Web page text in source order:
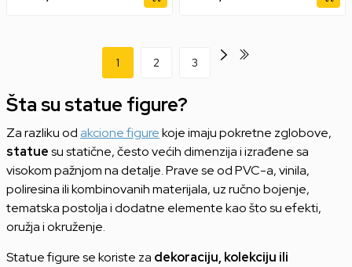
1 2 3
Šta su statue figure?
Za razliku od akcione figurekoje imaju pokretne zglobove,
statuesu statične, često većih dimenzija i izrađene sa
visokom pažnjom na detalje. Prave se od PVC-a, vinila,
poliresina ili kombinovanih materijala, uz ručno bojenje,
tematska postolja i dodatne elemente kao što su efekti,
oružja i okruženje.
Statue figure se koriste za dekoraciju, kolekciju ili